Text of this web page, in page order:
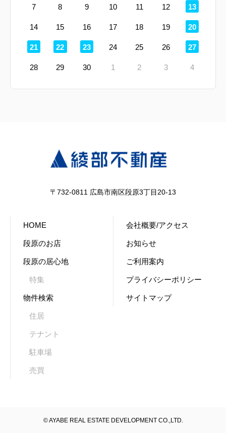
7 8 9 10 11 12 13
定
休
日
14 15 16 17 18 19 20
定
休
日
21
定
休
日
22
定
休
日
23
定
休
日
24 25 26 27
定
休
日
28 29 30 1 2 3 4
〒732-0811 広島市南区段原3丁目20-13
HOME
段原のお店
段原の居心地
特集
物件検索
住居
テナント
駐車場
売買
会社概要/アクセス
お知らせ
ご利用案内
プライバシーポリシー
サイトマップ
© AYABE REAL ESTATE DEVELOPMENT CO.,LTD.